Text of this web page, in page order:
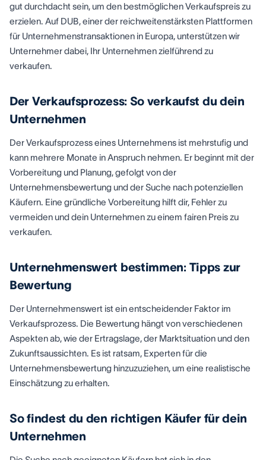
gut durchdacht sein, um den bestmöglichen Verkaufspreis zu
erzielen. Auf DUB, einer der reichweitenstärksten Plattformen
für Unternehmenstransaktionen in Europa, unterstützen wir
Unternehmer dabei, Ihr Unternehmen zielführend zu
verkaufen.
Der Verkaufsprozess: So verkaufst du dein
Unternehmen
Der Verkaufsprozess eines Unternehmens ist mehrstufig und
kann mehrere Monate in Anspruch nehmen. Er beginnt mit der
Vorbereitung und Planung, gefolgt von der
Unternehmensbewertung und der Suche nach potenziellen
Käufern. Eine gründliche Vorbereitung hilft dir, Fehler zu
vermeiden und dein Unternehmen zu einem fairen Preis zu
verkaufen.
Unternehmenswert bestimmen: Tipps zur
Bewertung
Der Unternehmenswert ist ein entscheidender Faktor im
Verkaufsprozess. Die Bewertung hängt von verschiedenen
Aspekten ab, wie der Ertragslage, der Marktsituation und den
Zukunftsaussichten. Es ist ratsam, Experten für die
Unternehmensbewertung hinzuzuziehen, um eine realistische
Einschätzung zu erhalten.
So findest du den richtigen Käufer für dein
Unternehmen